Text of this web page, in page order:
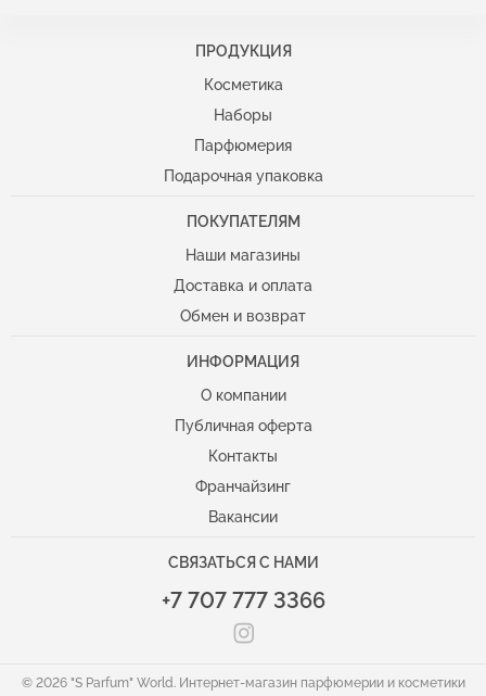
ПРОДУКЦИЯ
Продукция
Косметика
Наборы
Парфюмерия
Подарочная упаковка
ПОКУПАТЕЛЯМ
Покупателям
Наши магазины
Доставка и оплата
Обмен и возврат
ИНФОРМАЦИЯ
Информация
О компании
Публичная оферта
Контакты
Франчайзинг
Вакансии
СВЯЗАТЬСЯ С НАМИ
+7 707 777 3366
© 2026 "S Parfum" World. Интернет-магазин парфюмерии и косметики